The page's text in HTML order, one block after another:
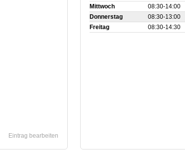
Eintrag bearbeiten
Mittwoch
08:30‑14:00
Donnerstag
08:30‑13:00
Freitag
08:30‑14:30